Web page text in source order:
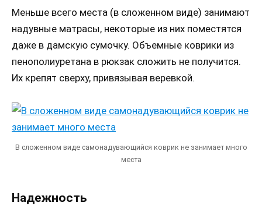
Меньше всего места (в сложенном виде) занимают
надувные матрасы, некоторые из них поместятся
даже в дамскую сумочку. Объемные коврики из
пенополиуретана в рюкзак сложить не получится.
Их крепят сверху, привязывая веревкой.
В сложенном виде самонадувающийся коврик не занимает много
места
Надежность